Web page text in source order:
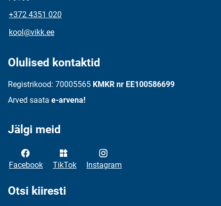
+372 4351 020
kool@vikk.ee
Olulised kontaktid
Registrikood: 70005565 KMKR nr EE100586699
Arved saata e-arvena!
Jälgi meid
Facebook TikTok Instagram
Otsi kiiresti